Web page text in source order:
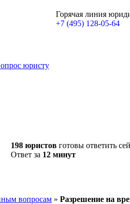
Горячая линия
+7 (495) 128-05-64
юристу
198 юристов готовы ответить
Ответ за 12 минут
вопросам » Разрешение на